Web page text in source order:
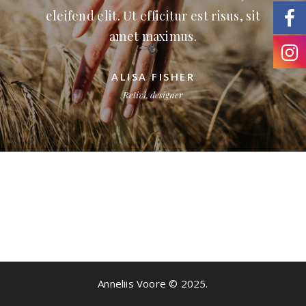
eleifend elit. Ut efficitur est risus, sit
amet maximus.
ALISA FISHER
Retivi, designer
Ut bibendum ante et dolor auctor
Anneliis Voore © 2025.